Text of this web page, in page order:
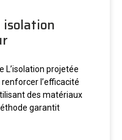
isolation
L’isolation projetée
l’efficacité
des matériaux
garantit